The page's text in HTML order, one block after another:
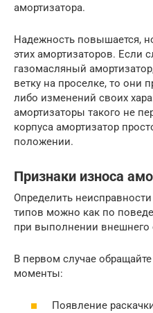
амортизатора.
Надежность повышается,
этих амортизаторов. Если
газомасляный
ветку на проселке, то они
либо изменений своих
амортизаторы такого не
корпуса амортизатор
положении.
Признаки износа
Определить
типов можно как по
при выполнении внешнего
В первом случае
моменты:
Появление